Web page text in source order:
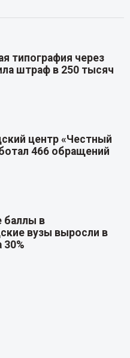
типография через
штраф в 250 тысяч
центр «Честный
466 обращений
баллы в
вузы выросли в
30%